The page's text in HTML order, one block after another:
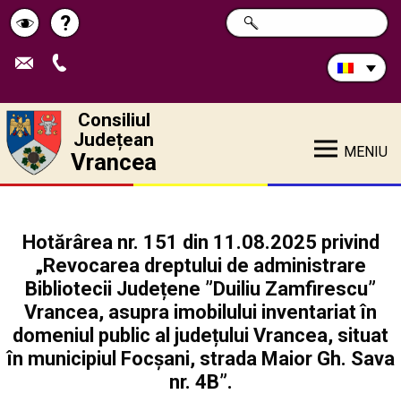
Schimbă
contrastul
Pagina
de
?
Caută
în
CAUTĂ
Consiliul
Județean
Vrancea MENIU
Hotărârea nr. 151 din 11.08.2025 privind
„Revocarea dreptului de administrare
Bibliotecii Județene ”Duiliu Zamfirescu”
Vrancea, asupra imobilului inventariat în
domeniul public al județului Vrancea, situat
în municipiul Focșani, strada Maior Gh. Sava
nr. 4B”.